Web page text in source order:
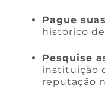
Pague
histórico
Pesquise
instituição
reputação